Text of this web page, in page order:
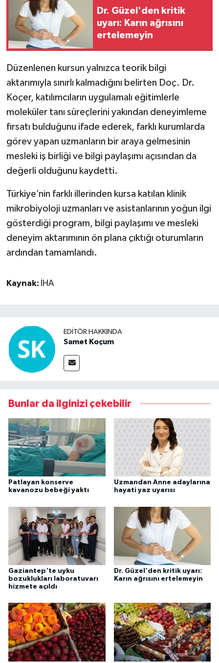
Dr. Güzel'den kritik
uyarı: Karın ağrısını
ertelemeyin
Düzenlenen kursun yalnızca teorik bilgi
aktarımıyla sınırlı kalmadığını belirten Doç. Dr.
Koçer, katılımcıların uygulamalı eğitimlerle
moleküler tanı süreçlerini yakından deneyimleme
fırsatı bulduğunu ifade ederek, farklı kurumlarda
görev yapan uzmanların bir araya gelmesinin
mesleki iş birliği ve bilgi paylaşımı açısından da
değerli olduğunu kaydetti.
Türkiye’nin farklı illerinden kursa katılan klinik
mikrobiyoloji uzmanları ve asistanlarının yoğun ilgi
gösterdiği program, bilgi paylaşımı ve mesleki
deneyim aktarımının ön plana çıktığı oturumların
ardından tamamlandı.
Kaynak: İHA
EDITÖR HAKKINDA
Samet Koçum
Bunlar da ilginizi çekebilir
Patlayan konserve
kavanozu bebeği yaktı
Uzmandan Anne adaylarına
hayati yaz uyarısı
Gaziantep'te uyku
bozuklukları laboratuvarı
hizmete açıldı
Dr. Güzel'den kritik uyarı:
Karın ağrısını ertelemeyin